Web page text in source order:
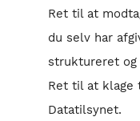
Ret til at
du selv har
struktureret
Ret til at klage
Datatilsynet.